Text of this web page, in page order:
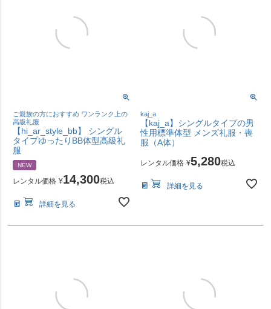
ご親族の方におすすめ ワンランク上の
高級礼服
【hi_ar_style_bb】 シングル
タイプゆったりBB体型高級礼
服
NEW
レンタル価格 ¥14,300税込
詳細を見る
kaj_a
【kaj_a】シングルタイプの男
性用標準体型 メンズ礼服・喪
服（A体）
レンタル価格 ¥5,280税込
詳細を見る